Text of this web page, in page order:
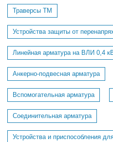
Траверсы ТМ
Устройства защиты от
Линейная арматура на ВЛИ 0,4
Анкерно-подвесная арматура
Вспомогательная арматура
Соединительная арматура
Устройства и приспособления